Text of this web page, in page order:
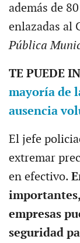
además de
enlazadas al
Pública
TE PUEDE
mayoría de
ausencia
El jefe
extremar
en efectivo.
empresas
seguridad